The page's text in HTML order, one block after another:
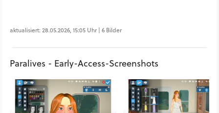
aktualisiert: 28.05.2026, 15:05 Uhr | 6 Bilder
Paralives - Early-Access-Screenshots